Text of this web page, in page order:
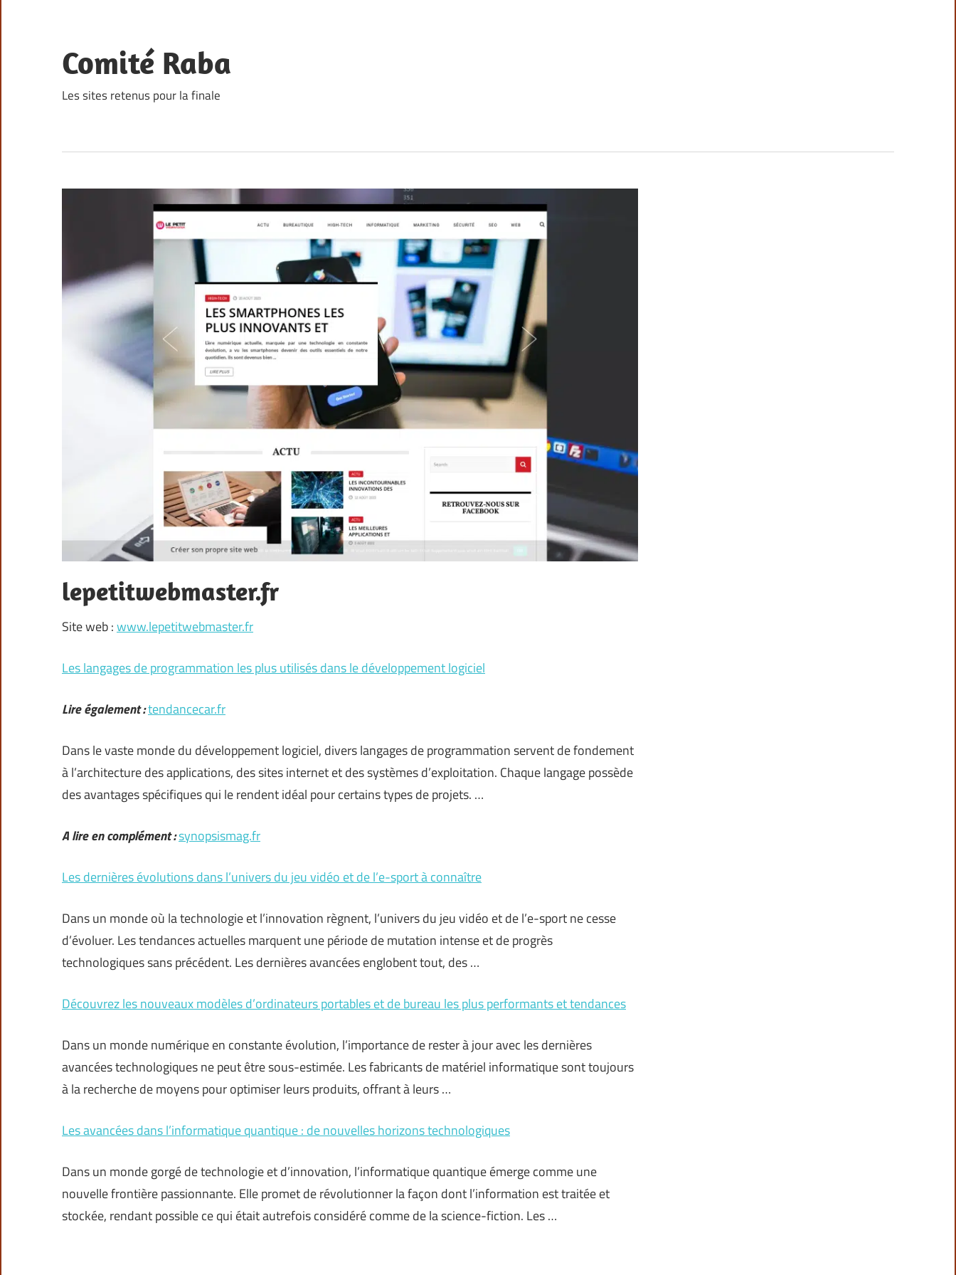
content
Comité Raba
Les sites retenus pour la finale
lepetitwebmaster.fr
Site web :www.lepetitwebmaster.fr
Les langages de programmation les plus utilisés dans le développement logiciel
Lire également :tendancecar.fr
Dans le vaste monde du développement logiciel, divers langages de programmation servent de fondement
à l’architecture des applications, des sites internet et des systèmes d’exploitation. Chaque langage possède
des avantages spécifiques qui le rendent idéal pour certains types de projets. …
A lire en complément :synopsismag.fr
Les dernières évolutions dans l’univers du jeu vidéo et de l’e-sport à connaître
Dans un monde où la technologie et l’innovation règnent, l’univers du jeu vidéo et de l’e-sport ne cesse
d’évoluer. Les tendances actuelles marquent une période de mutation intense et de progrès
technologiques sans précédent. Les dernières avancées englobent tout, des …
Découvrez les nouveaux modèles d’ordinateurs portables et de bureau les plus performants et tendances
Dans un monde numérique en constante évolution, l’importance de rester à jour avec les dernières
avancées technologiques ne peut être sous-estimée. Les fabricants de matériel informatique sont toujours
à la recherche de moyens pour optimiser leurs produits, offrant à leurs …
Les avancées dans l’informatique quantique : de nouvelles horizons technologiques
Dans un monde gorgé de technologie et d’innovation, l’informatique quantique émerge comme une
nouvelle frontière passionnante. Elle promet de révolutionner la façon dont l’information est traitée et
stockée, rendant possible ce qui était autrefois considéré comme de la science-fiction. Les …